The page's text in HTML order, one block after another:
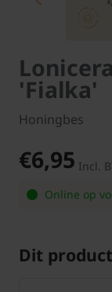
'Fialka'
Honingbes
€6,95 Incl.
Online op
Dit